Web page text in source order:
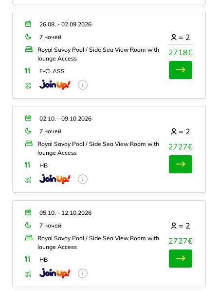
26.08. - 02.09.2026
7 ночей
Royal Savoy Pool / Side Sea View Room with
lounge Access
E-CLASS
2718€
= 2
02.10. - 09.10.2026
7 ночей
Royal Savoy Pool / Side Sea View Room with
lounge Access
HB
2727€
= 2
05.10. - 12.10.2026
7 ночей
Royal Savoy Pool / Side Sea View Room with
lounge Access
HB
2727€
= 2